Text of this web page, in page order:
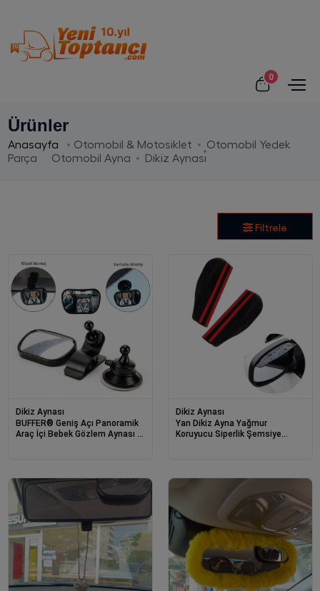
0
Ürünler
Anasayfa Otomobil & Motosiklet
Otomobil Yedek
Parça
Otomobil Ayna Dikiz Aynası
Filtrele
Dikiz Aynası
BUFFER® Geniş Açı Panoramik
Araç İçi Bebek Gözlem Aynası –
Dikiz Aynası
Yan Dikiz Ayna Yağmur
Koruyucu Siperlik Şemsiye